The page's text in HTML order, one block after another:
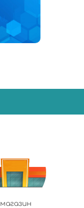
магазин